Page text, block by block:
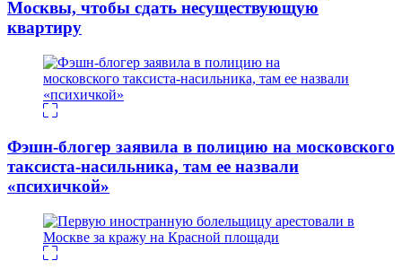
Москвы, чтобы сдать несуществующую
квартиру
Фэшн-блогер заявила в полицию на московского
таксиста-насильника, там ее назвали
«психичкой»